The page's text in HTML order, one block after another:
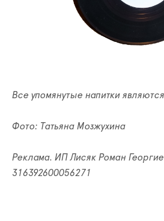
Все упомянутые напитки
Фото: Татьяна Мозжухина
Реклама. ИП Лисяк Роман
316392600056271